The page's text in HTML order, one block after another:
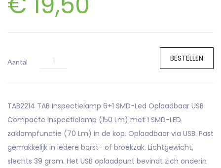
Aantal BESTELLEN
TAB2214 TAB Inspectielamp 6+1 SMD-Led Oplaadbaar USB
Compacte inspectielamp (150 Lm) met 1 SMD-LED
zaklampfunctie (70 Lm) in de kop. Oplaadbaar via USB. Past
gemakkelijk in iedere borst- of broekzak. Lichtgewicht,
slechts 39 gram. Het USB oplaadpunt bevindt zich onderin